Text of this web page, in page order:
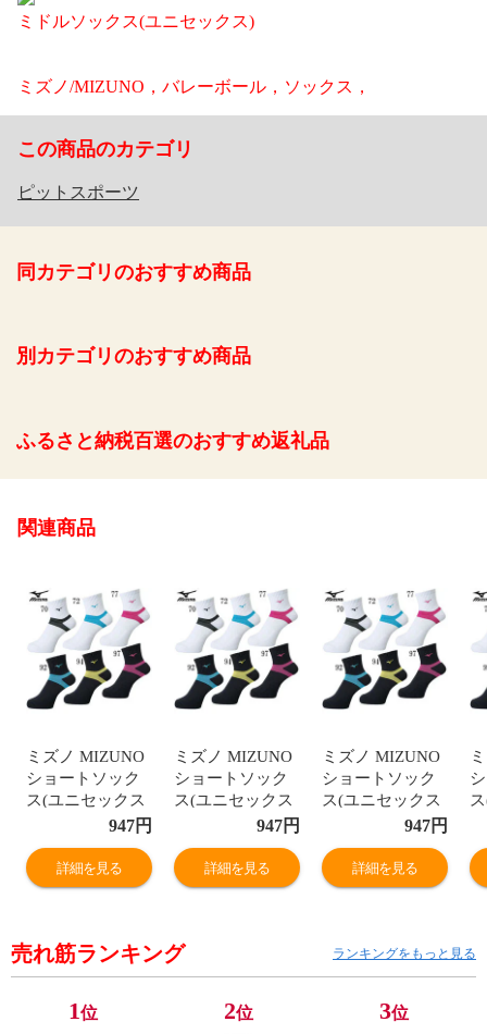
ミドルソックス(ユニセックス)
ミズノ/MIZUNO，バレーボール，ソックス，
この商品のカテゴリ
ピットスポーツ
同カテゴリのおすすめ商品
別カテゴリのおすすめ商品
ふるさと納税百選のおすすめ返礼品
関連商品
ミズノ MIZUNO
ショートソック
ス(ユニセックス
) バレーボール
ソックス
(V2MX8002)
947円
詳細を見る
ミズノ MIZUNO
ショートソック
ス(ユニセックス
) バレーボール
ソックス
(V2MX8002)
947円
詳細を見る
ミズノ MIZUNO
ショートソック
ス(ユニセックス
) バレーボール
ソックス
(V2MX8002)
947円
詳細を見る
売れ筋ランキング ランキングをもっと見る
1位 2位 3位